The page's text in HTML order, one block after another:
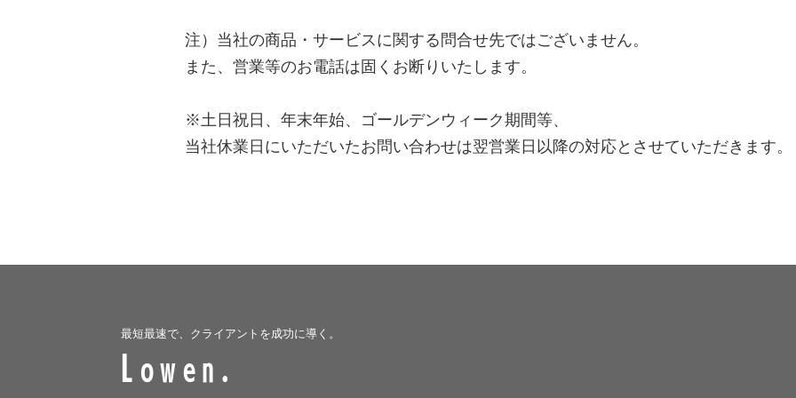
注）当社の商品・サービスに関する問合せ先ではございません。
また、営業等のお電話は固くお断りいたします。
※土日祝日、年末年始、ゴールデンウィーク期間等、
当社休業日にいただいたお問い合わせは翌営業日以降の対応とさせていただきます。
最短最速で、クライアントを成功に導く。
Lowen.